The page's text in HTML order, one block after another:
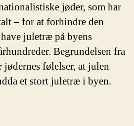
jøder, som har
– for at forhindre den
juletræ på byens
Begrundelsen fra
jødernes følelser, at julen
et stort juletræ i byen.